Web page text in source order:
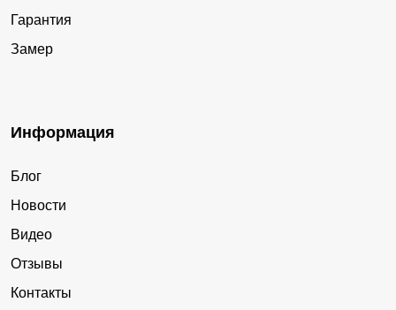
Гарантия
Замер
Информация
Блог
Новости
Видео
Отзывы
Контакты